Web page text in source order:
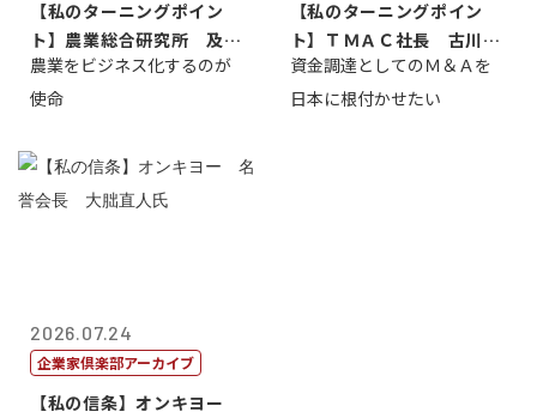
【私のターニングポイン
ト】農業総合研究所 及川
智正
農業をビジネス化するのが
使命
【私のターニングポイン
ト】ＴＭＡＣ社長 古川英
一
資金調達としてのＭ＆Ａを
日本に根付かせたい
2026.07.24
企業家倶楽部アーカイブ
【私の信条】オンキヨー